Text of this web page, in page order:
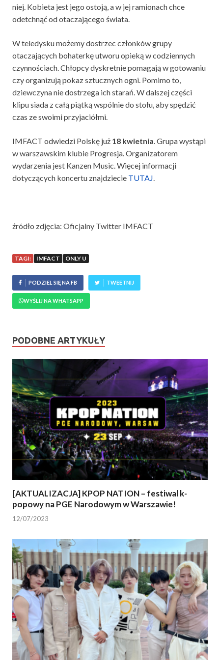
niej. Kobieta jest jego ostoją, a w jej ramionach chce
odetchnąć od otaczającego świata.
W teledysku możemy dostrzec członków grupy
otaczających bohaterkę utworu opieką w codziennych
czynnościach. Chłopcy dyskretnie pomagają w gotowaniu
czy organizują pokaz sztucznych ogni. Pomimo to,
dziewczyna nie dostrzega ich starań. W dalszej części
klipu siada z całą piątką wspólnie do stołu, aby spędzić
czas ze swoimi przyjaciółmi.
IMFACT odwiedzi Polskę już 18 kwietnia. Grupa wystąpi
w warszawskim klubie Progresja. Organizatorem
wydarzenia jest Kanzen Music. Więcej informacji
dotyczących koncertu znajdziecie TUTAJ.
źródło zdjęcia: Oficjalny Twitter IMFACT
TAGI: IMFACT ONLY U
PODZIEL SIĘ NA FB TWEETNIJ
WYŚLIJ NA WHATSAPP
PODOBNE ARTYKUŁY
[AKTUALIZACJA] KPOP NATION – festiwal k-
popowy na PGE Narodowym w Warszawie!
12/07/2023